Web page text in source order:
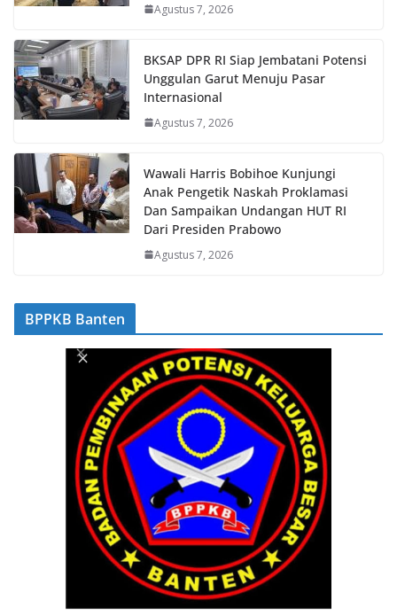
Agustus 7, 2026
BKSAP DPR RI Siap Jembatani Potensi
Unggulan Garut Menuju Pasar
Internasional
Agustus 7, 2026
Wawali Harris Bobihoe Kunjungi
Anak Pengetik Naskah Proklamasi
Dan Sampaikan Undangan HUT RI
Dari Presiden Prabowo
Agustus 7, 2026
BPPKB Banten